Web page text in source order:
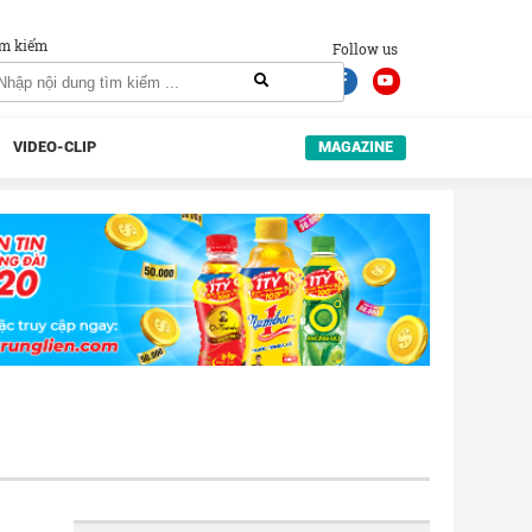
Follow us
kiếm
VIDEO-CLIP MAGAZINE